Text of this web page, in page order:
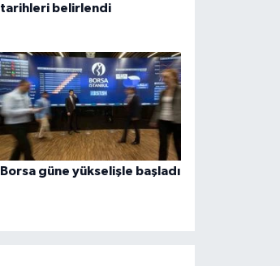
tarihleri belirlendi
Borsa güne yükselişle başladı